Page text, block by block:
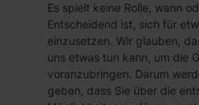
Es spielt keine Rolle, wann
Entscheidend ist, sich für
einzusetzen. Wir glauben,
uns etwas tun kann, um die
voranzubringen. Darum
geben, dass Sie über die